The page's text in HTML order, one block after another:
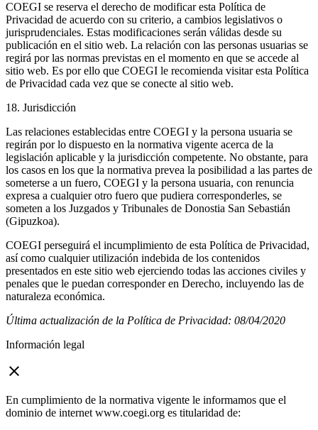
COEGI se reserva el derecho de modificar esta Política de
Privacidad de acuerdo con su criterio, a cambios legislativos o
jurisprudenciales. Estas modificaciones serán válidas desde su
publicación en el sitio web. La relación con las personas usuarias se
regirá por las normas previstas en el momento en que se accede al
sitio web. Es por ello que COEGI le recomienda visitar esta Política
de Privacidad cada vez que se conecte al sitio web.
18. Jurisdicción
Las relaciones establecidas entre COEGI y la persona usuaria se
regirán por lo dispuesto en la normativa vigente acerca de la
legislación aplicable y la jurisdicción competente. No obstante, para
los casos en los que la normativa prevea la posibilidad a las partes de
someterse a un fuero, COEGI y la persona usuaria, con renuncia
expresa a cualquier otro fuero que pudiera corresponderles, se
someten a los Juzgados y Tribunales de Donostia San Sebastián
(Gipuzkoa).
COEGI perseguirá el incumplimiento de esta Política de Privacidad,
así como cualquier utilización indebida de los contenidos
presentados en este sitio web ejerciendo todas las acciones civiles y
penales que le puedan corresponder en Derecho, incluyendo las de
naturaleza económica.
Última actualización de la Política de Privacidad: 08/04/2020
Información legal
close
En cumplimiento de la normativa vigente le informamos que el
dominio de internet www.coegi.org es titularidad de: